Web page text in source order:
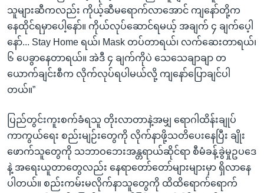
သူများဆီကလည်း ကိုယ့်ဆီမရောက်လာအောင် ကျနော်တို့က
နေထိုင်ရမှာပေါ့နော်။ ကိုယ်လုပ်ဆောင်ရမယ့် အချက် ၄ ချက်ပေ့ါ
နော်... Stay Home ရယ်၊ Mask တပ်တာရယ်၊ လက်ဆေးတာရယ်၊
၆ ပေခွာနေတာရယ်။ အဲဒီ ၄ ချက်ကိုပဲ သေသေချာချာ တ
ယောက်ချင်းစီက လိုက်လုပ်ရပါမယ်လို့ ကျနော်ပြောချင်ပါ
တယ်။”
ပြည်တွင်းကူးစက်ခံရသူ တိုးလာတာနဲ့အမျှ ရောဂါထိန်းချုပ်
ကာကွယ်ရေး စည်းမျဉ်းတွေကို လိုက်နာဖို့သတိပေးနေပြီး ချိုး
ဖောက်သူတွေကို သဘာဝဘေးအန္တရာယ်ဆိုင်ရာ စီမံခန့်ခွဲမှုဥပဒေ
နဲ့ အရေးယူတာတွေလည်း နေရာတော်တော်များများမှာ ရှိလာနေ
ပါတယ်။ စည်းကမ်းမလိုက်နာသူတွေကို ထိထိရောက်ရောက်